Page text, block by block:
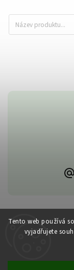
Tento web používá
vyjadřujete
Copyright